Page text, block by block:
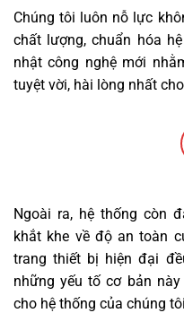
Chúng tôi luôn nỗ lực
chất lượng, chuẩn hóa
nhật công nghệ mới
tuyệt vời, hài lòng nhất
Ngoài ra, hệ thống còn
khắt khe về độ an toàn
trang thiết bị hiện đại
những yếu tố cơ bản
cho hệ thống của chúng